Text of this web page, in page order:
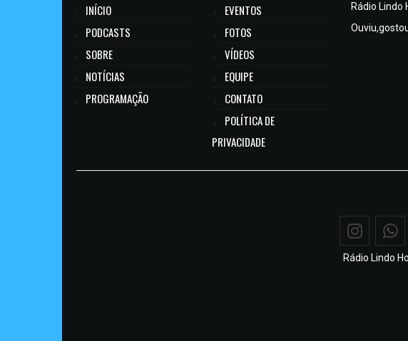
INÍCIO
PODCASTS
SOBRE
NOTÍCIAS
PROGRAMAÇÃO
EVENTOS
FOTOS
VÍDEOS
EQUIPE
CONTATO
POLÍTICA DE
PRIVACIDADE
Rádio Lindo
Rádio Lindo